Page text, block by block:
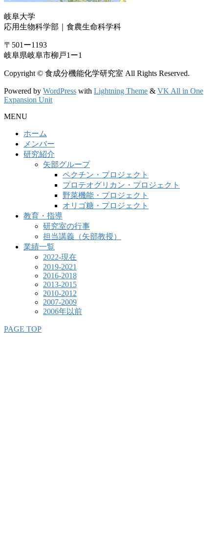
岐阜大学
応用生物科学部｜食農生命科学科
〒501ー1193
岐阜県岐阜市柳戸1ー1
Copyright © 食成分機能化学研究室 All Rights Reserved.
Powered by WordPress with Lightning Theme & VK All in One
Expansion Unit
MENU
ホーム
メンバー
研究紹介
矢部グループ
ペクチン・プロジェクト
プロテオグリカン・プロジェクト
野菜機能・プロジェクト
オリゴ糖・プロジェクト
教育・指導
研究室の行事
担当講義（矢部教授）
業績一覧
2022-現在
2019-2021
2016-2018
2013-2015
2010-2012
2007-2009
2006年以前
PAGE TOP